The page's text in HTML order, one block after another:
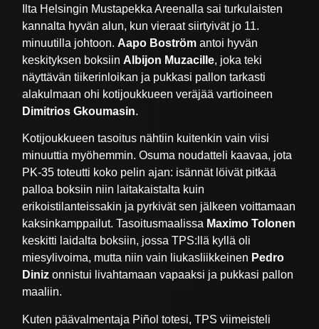
Ilta Helsingin Mustapekka Areenalla sai turkulaisten
kannalta hyvän alun, kun vieraat siirtyivät jo 11.
minuutilla johtoon. Aapo Boströmantoi hyvän
keskityksen boksiin Albijon Muzacille, joka teki
näyttävän tiikerinloikan ja pukkasi pallon tarkasti
alakulmaan ohi kotijoukkueen veräjää vartioineen
Dimitrios Gkoumasin.
Kotijoukkueen tasoitus nähtiin kuitenkin vain viisi
minuuttia myöhemmin. Osuma noudatteli kaavaa, jota
PK-35 toteutti koko pelin ajan: isännät löivät pitkää
palloa boksiin niin laitakaistalta kuin
erikoistilanteissakin ja pyrkivät sen jälkeen voittamaan
kaksinkamppailut. Tasoitusmaalissa Maximo Tolonen
keskitti laidalta boksiin, jossa TPS:llä kyllä oli
miesylivoima, mutta niin vain liukasliikkeinen Pedro
Diniz onnistui livahtamaan vapaaksi ja pukkasi pallon
maaliin.
Kuten päävalmentaja Piñol totesi, TPS viimeisteli